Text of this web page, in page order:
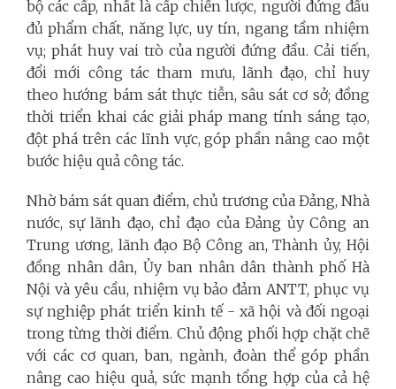
bộ các cấp, nhất là cấp chiến lược, người đứng đầu
đủ phẩm chất, năng lực, uy tín, ngang tầm nhiệm
vụ; phát huy vai trò của người đứng đầu. Cải tiến,
đổi mới công tác tham mưu, lãnh đạo, chỉ huy
theo hướng bám sát thực tiễn, sâu sát cơ sở; đồng
thời triển khai các giải pháp mang tính sáng tạo,
đột phá trên các lĩnh vực, góp phần nâng cao một
bước hiệu quả công tác.
Nhờ bám sát quan điểm, chủ trương của Đảng, Nhà
nước, sự lãnh đạo, chỉ đạo của Đảng ủy Công an
Trung ương, lãnh đạo Bộ Công an, Thành ủy, Hội
đồng nhân dân, Ủy ban nhân dân thành phố Hà
Nội và yêu cầu, nhiệm vụ bảo đảm ANTT, phục vụ
sự nghiệp phát triển kinh tế - xã hội và đối ngoại
trong từng thời điểm. Chủ động phối hợp chặt chẽ
với các cơ quan, ban, ngành, đoàn thể góp phần
nâng cao hiệu quả, sức mạnh tổng hợp của cả hệ